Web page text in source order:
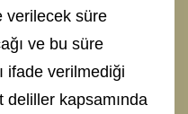
verilecek süre
ve bu süre
ifade verilmediği
kapsamında